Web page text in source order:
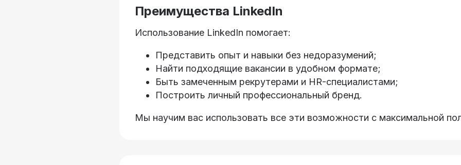
Преимущества LinkedIn
Использование LinkedIn помогает:
Представить опыт и навыки без недоразумений;
Найти подходящие вакансии в удобном формате;
Быть замеченным рекрутерами и HR-специалистами;
Построить личный профессиональный бренд.
Мы научим вас использовать все эти возможности с максимальной